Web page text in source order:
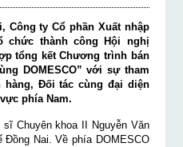
Công ty Cổ phần Xuất nhập
chức thành công Hội nghị
tổng kết Chương trình bán
DOMESCO” với sự tham
hàng, Đối tác cùng đại diện
phía Nam.
Chuyên khoa II Nguyễn Văn
Nai. Về phía DOMESCO